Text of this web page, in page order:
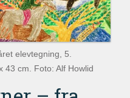
elevtegning, 5.
43 cm. Foto: Alf Howlid